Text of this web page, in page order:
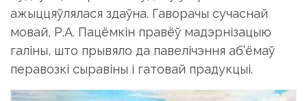
ажыццяўлялася здаўна. Гаворачы сучаснай
мовай, Р.А. Пацёмкін правёў мадэрнізацыю
галіны, што прывяло да павелічэння аб’ёмаў
перавозкі сыравіны і гатовай прадукцыі.